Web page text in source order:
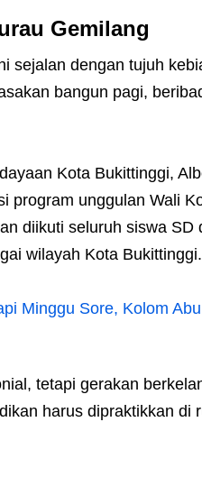
Gemilang
sejalan dengan tujuh
bangun pagi,
Kota Bukittinggi,
program unggulan Wali
diikuti seluruh siswa SD
wilayah Kota Bukittinggi.
Minggu Sore, Kolom
tetapi gerakan
harus dipraktikkan di